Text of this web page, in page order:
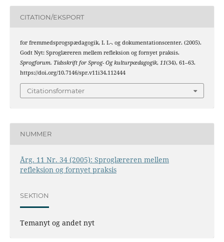
CITATION/EKSPORT
for fremmedsprogspædagogik, I. I.-. og dokumentationscenter. (2005).
Godt Nyt: Sproglæreren mellem refleksion og fornyet praksis.
Sprogforum. Tidsskrift for Sprog- Og kulturpædagogik, 11(34), 61–63.
https://doi.org/10.7146/spr.v11i34.112444
Citationsformater
NUMMER
Årg. 11 Nr. 34 (2005): Sproglæreren mellem
refleksion og fornyet praksis
SEKTION
Temanyt og andet nyt